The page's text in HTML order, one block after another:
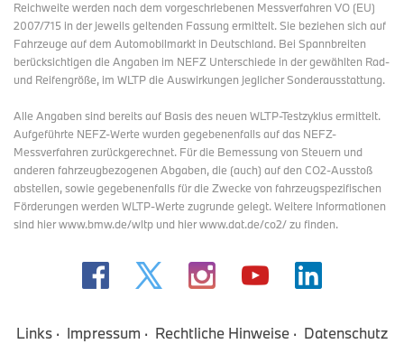
Reichweite werden nach dem vorgeschriebenen Messverfahren VO (EU)
2007/715 in der jeweils geltenden Fassung ermittelt. Sie beziehen sich auf
Fahrzeuge auf dem Automobilmarkt in Deutschland. Bei Spannbreiten
berücksichtigen die Angaben im NEFZ Unterschiede in der gewählten Rad-
und Reifengröße, im WLTP die Auswirkungen jeglicher Sonderausstattung.
Alle Angaben sind bereits auf Basis des neuen WLTP-Testzyklus ermittelt.
Aufgeführte NEFZ-Werte wurden gegebenenfalls auf das NEFZ-
Messverfahren zurückgerechnet. Für die Bemessung von Steuern und
anderen fahrzeugbezogenen Abgaben, die (auch) auf den CO2-Ausstoß
abstellen, sowie gegebenenfalls für die Zwecke von fahrzeugspezifischen
Förderungen werden WLTP-Werte zugrunde gelegt. Weitere Informationen
sind hier www.bmw.de/wltp und hier www.dat.de/co2/ zu finden.
Links Impressum Rechtliche Hinweise
Datenschutz